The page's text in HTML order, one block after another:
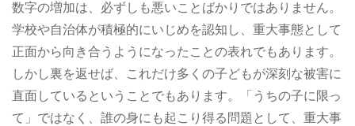
数字の増加は、必ずしも悪いことばかりではありません。
学校や自治体が積極的にいじめを認知し、重大事態として
正面から向き合うようになったことの表れでもあります。
しかし裏を返せば、これだけ多くの子どもが深刻な被害に
直面しているということでもあります。「うちの子に限っ
て」ではなく、誰の身にも起こり得る問題として、重大事